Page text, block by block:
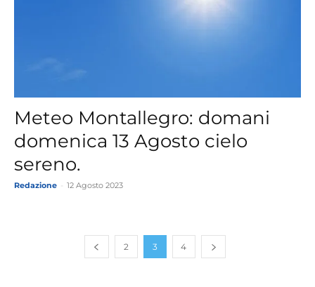
Meteo Montallegro: domani
domenica 13 Agosto cielo
sereno.
Redazione 12 Agosto 2023
2 3 4